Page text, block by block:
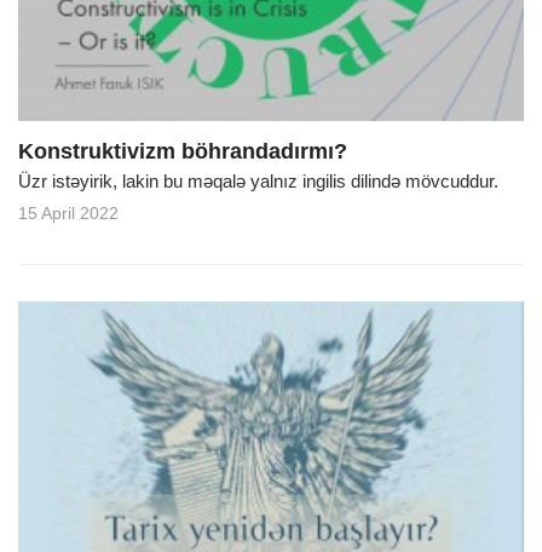
Konstruktivizm böhrandadırmı?
Üzr istəyirik, lakin bu məqalə yalnız ingilis dilində mövcuddur.
15 April 2022